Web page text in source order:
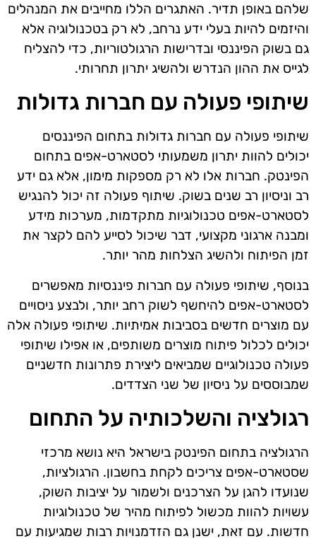
שלהם באופן תדיר. האתגרים הללו מחייבים את המנהלים
והיזמים להיות בעלי ידע נרחב, לא רק בטכנולוגיה אלא
גם בשוק הפיננסי ובדרישות הרגולטוריות, כדי להצליח
לגייס את ההון הנדרש ולהשיג יתרון תחרותי.
שיתופי פעולה עם חברות גדולות
שיתופי פעולה עם חברות גדולות בתחום הפיננסים
יכולים להוות יתרון משמעותי לסטארט-אפים בתחום
הפינטק. חברות אלו לא רק מספקות מימון, אלא גם ידע
רב וניסיון רב שנים בשוק. שיתוף פעולה זה יכול להנגיש
לסטארט-אפים טכנולוגיות מתקדמות, מערכות מידע
ומבנה ארגוני מקצועי, דבר שיכול לסייע להם לקצר את
זמן הפיתוח ולהשיג הצלחות מהר יותר.
בנוסף, שיתופי פעולה עם חברות פיננסיות מאפשרים
לסטארט-אפים להיחשף לשוק רחב יותר, ולבצע ניסויים
עם מוצרים חדשים בסביבות אמיתיות. שיתופי פעולה אלה
יכולים לכלול פיתוח מוצרים משותפים, או אפילו שיתופי
פעולה טכנולוגיים שמביאים ליצירת פתרונות חדשניים
שמבוססים על ניסיון של שני הצדדים.
רגולציה והשלכותיה על התחום
הרגולציה בתחום הפינטק בישראל היא נושא מרכזי
שסטארט-אפים צריכים לקחת בחשבון. הרגולציות,
שנועדו להגן על הצרכנים ולשמור על יציבות השוק,
עשויות להוות מכשול לפיתוח מהיר של טכנולוגיות
חדשות. עם זאת, ישנן גם הזדמנויות רבות שמגיעות עם